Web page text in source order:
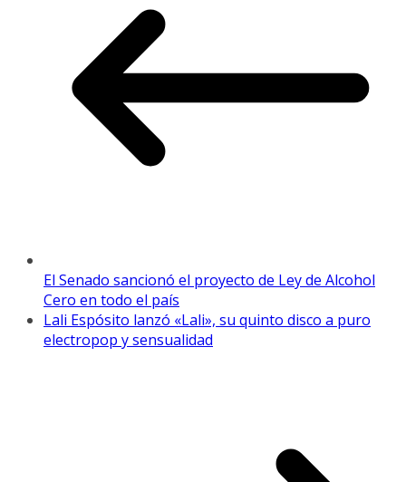
El Senado sancionó el proyecto de Ley de Alcohol
Cero en todo el país
Lali Espósito lanzó «Lali», su quinto disco a puro
electropop y sensualidad